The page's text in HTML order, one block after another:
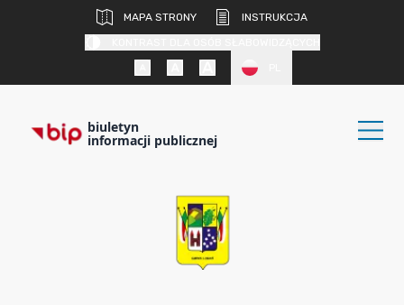
MAPA STRONY
INSTRUKCJA
biuletyn
informacji publicznej